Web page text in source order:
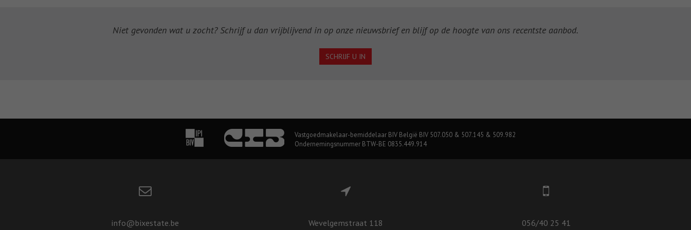
Niet gevonden wat u zocht? Schrijf u dan vrijblijvend in op onze nieuwsbrief en blijf op de hoogte van ons recentste aanbod.
SCHRIJF U IN
Vastgoedmakelaar-bemiddelaar BIV België BIV 507.050 & 507.145 & 509.982
Ondernemingsnummer BTW-BE 0835.449.914
info@bixestate.be Wevelgemstraat 118 056/40 25 41